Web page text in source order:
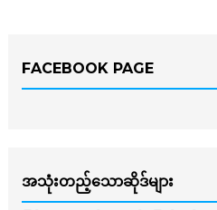
FACEBOOK PAGE
အသုံးတည့်သောဆိုဒ်များ